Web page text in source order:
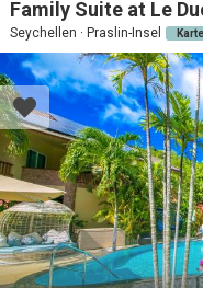
Family Suite at Le
Seychellen · Praslin-Insel Karte